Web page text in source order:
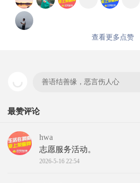
查看更多点赞
善语结善缘，恶言伤人心
最赞评论
hwa
志愿服务活动。
2026-5-16 22:54